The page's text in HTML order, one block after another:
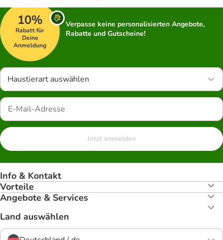
10%
Rabatt für
Deine
Anmeldung
Verpasse keine personalisierten Angebote,
Rabatte und Gutscheine!
Haustierart auswählen
Jetzt anmelden
Info & Kontakt
Vorteile
Angebote & Services
Land auswählen